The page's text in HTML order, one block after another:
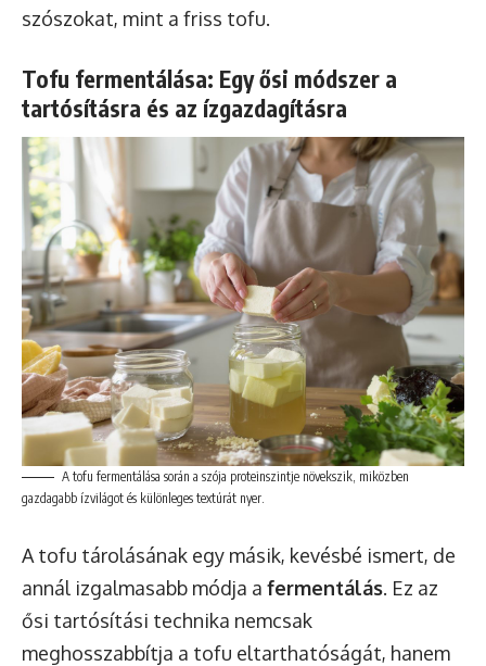
szószokat, mint a friss tofu.
Tofu fermentálása: Egy ősi módszer a
tartósításra és az ízgazdagításra
A tofu fermentálása során a szója proteinszintje növekszik, miközben
gazdagabb ízvilágot és különleges textúrát nyer.
A tofu tárolásának egy másik, kevésbé ismert, de
annál izgalmasabb módja a fermentálás. Ez az
ősi tartósítási technika nemcsak
meghosszabbítja a tofu eltarthatóságát, hanem